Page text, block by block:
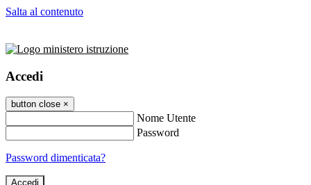
Salta al contenuto
Accedi
button close ×
Nome Utente
Password
Password dimenticata?